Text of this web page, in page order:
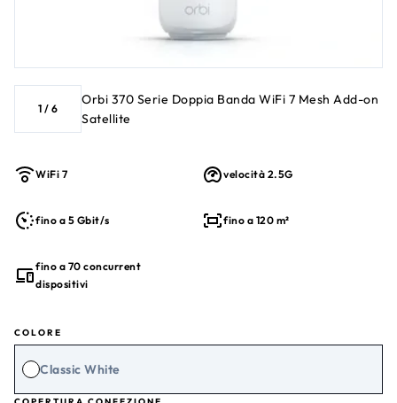
1 / 6
Orbi 370 Serie Doppia Banda WiFi 7 Mesh Add-on
Satellite
WiFi 7 velocità 2.5G
fino a 5 Gbit/s fino a 120 m²
fino a 70 concurrent
dispositivi
COLORE
Classic White